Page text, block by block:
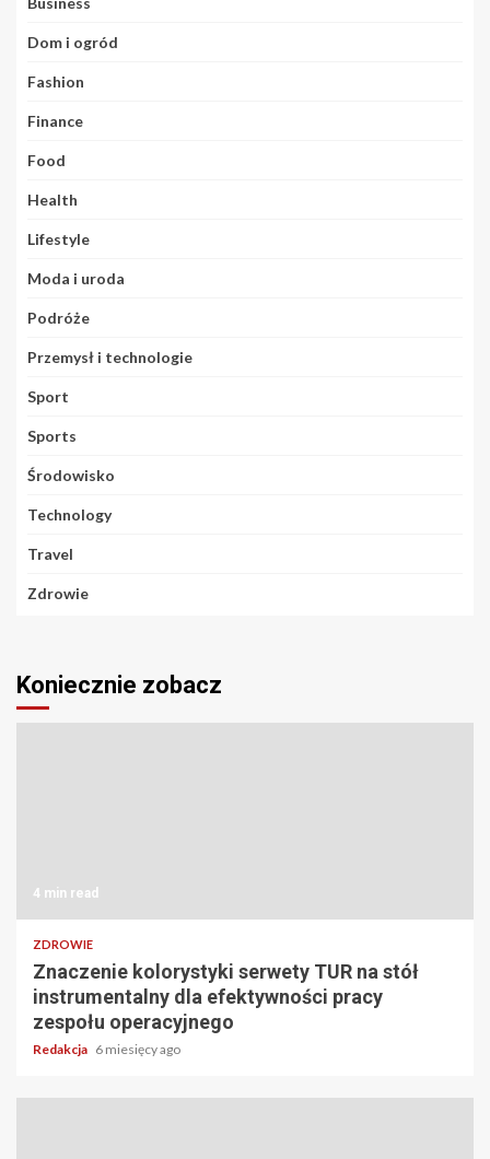
Dom i ogród
Fashion
Finance
Food
Health
Lifestyle
Moda i uroda
Podróże
Przemysł i technologie
Sport
Sports
Środowisko
Technology
Travel
Zdrowie
Koniecznie zobacz
4 min read
ZDROWIE
Znaczenie kolorystyki serwety TUR na stół
instrumentalny dla efektywności pracy
zespołu operacyjnego
Redakcja 6 miesięcy ago